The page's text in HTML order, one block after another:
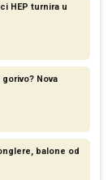
HEP turnira u
Nova
balone od